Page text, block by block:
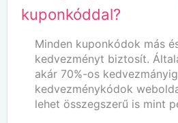
kuponkóddal?
Minden kuponkódok más
kedvezményt biztosít.
akár 70%-os
kedvezménykódok
lehet összegszerű is mint